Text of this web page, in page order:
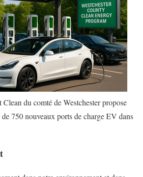
du comté de Westchester propose
750 nouveaux ports de charge EV dans